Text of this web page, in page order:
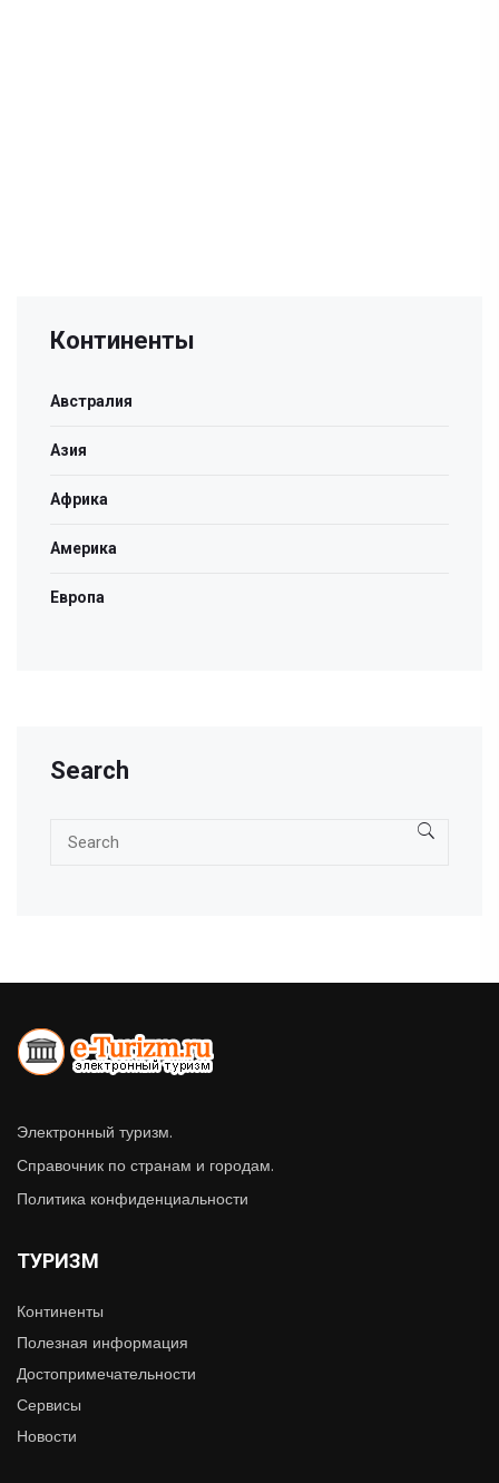
Континенты
Австралия
Азия
Африка
Америка
Европа
Search
Электронный туризм.
Справочник по странам и городам.
Политика конфиденциальности
ТУРИЗМ
Континенты
Полезная информация
Достопримечательности
Сервисы
Новости